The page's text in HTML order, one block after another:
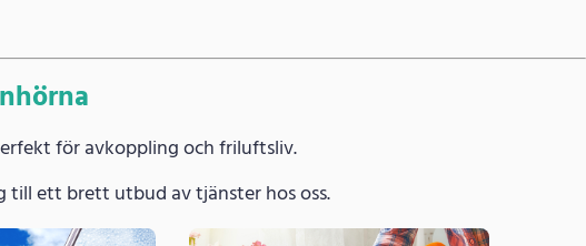
för avkoppling och friluftsliv.
ett brett utbud av tjänster hos oss.